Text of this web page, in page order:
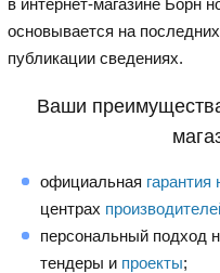
основывается на
публикации сведениях.
Ваши
официальная
центрах
персональный подход
тендеры и проекты;